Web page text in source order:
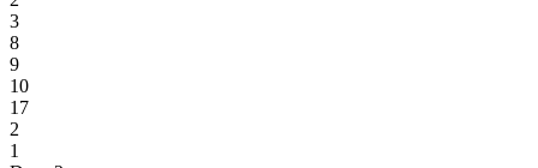
3
8
9
10
17
2
1